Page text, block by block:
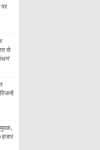
पर
से
युवक,
हजार